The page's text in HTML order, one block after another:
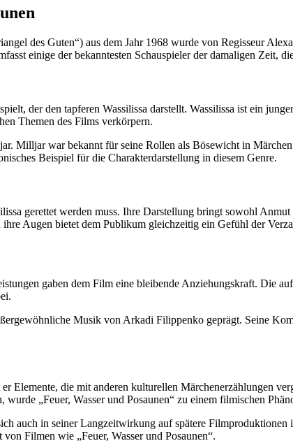
des Guten“) aus dem Jahr 1968 wurde von Regisseur
einige der bekanntesten Schauspieler der damaligen Zeit,
der den tapferen Wassilissa darstellt. Wassilissa ist ein
Themen des Films verkörpern.
Milljar war bekannt für seine Rollen als Bösewicht in
Beispiel für die Charakterdarstellung in diesem Genre.
gerettet werden muss. Ihre Darstellung bringt sowohl
Augen bietet dem Publikum gleichzeitig ein Gefühl der
gaben dem Film eine bleibende Anziehungskraft. Die
Musik von Arkadi Filippenko geprägt. Seine
Elemente, die mit anderen kulturellen Märchenerzählungen
„Feuer, Wasser und Posaunen“ zu einem filmischen
auch in seiner Langzeitwirkung auf spätere
Filmen wie „Feuer, Wasser und Posaunen“.